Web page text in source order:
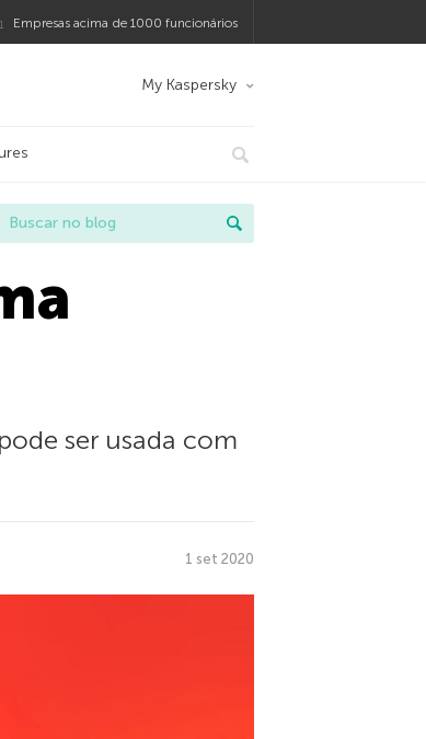
Empresas acima de 1000 funcionários
My Kaspersky
ser usada com
1 set 2020